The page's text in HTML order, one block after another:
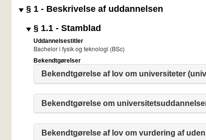
§ 1 - Beskrivelse af uddannelsen
§ 1.1 - Stamblad
Uddannelsestitler
Bachelor i fysik og teknologi (BSc)
Bekendtgørelser
Bekendtgørelse af lov om universiteter
Bekendtgørelse om
Bekendtgørelse af lov om vurdering af